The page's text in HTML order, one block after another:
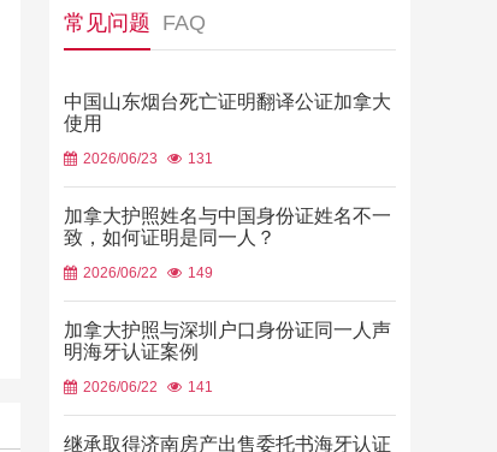
常见问题 FAQ
中国山东烟台死亡证明翻译公证加拿大
使用
2026/06/23 131
加拿大护照姓名与中国身份证姓名不一
致，如何证明是同一人？
2026/06/22 149
加拿大护照与深圳户口身份证同一人声
明海牙认证案例
2026/06/22 141
继承取得济南房产出售委托书海牙认证